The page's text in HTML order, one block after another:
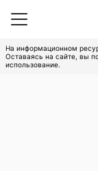
На информационном
Оставаясь на сайте, вы
использование.